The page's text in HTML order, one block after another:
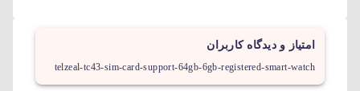
امتیاز و دیدگاه کاربران
telzeal-tc43-sim-card-support-64gb-6gb-registered-smart-watch